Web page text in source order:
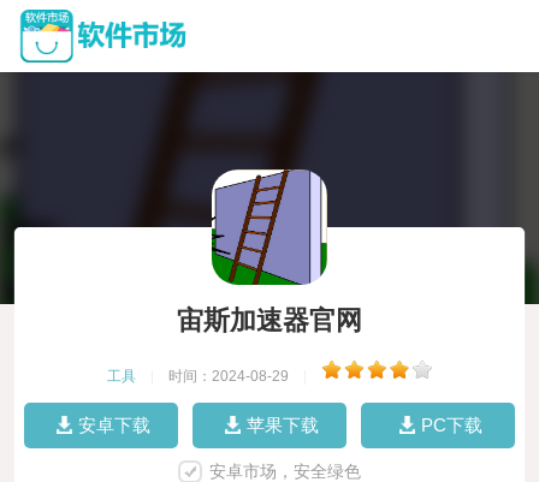
宙斯加速器官网
工具 时间：2024-08-29
安卓下载 苹果下载 PC下载
安卓市场，安全绿色